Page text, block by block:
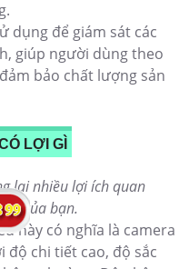
dụng để giám sát các
giúp người dùng theo
bảo chất lượng sản
LỢI GÌ
lại nhiều lợi ích quan
của bạn.
này có nghĩa là camera
độ chi tiết cao, độ sắc